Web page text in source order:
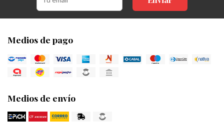
Medios de pago
Medios de envío